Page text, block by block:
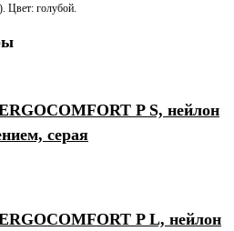
Цвет: голубой.
P S, нейлон
серая
P L, нейлон